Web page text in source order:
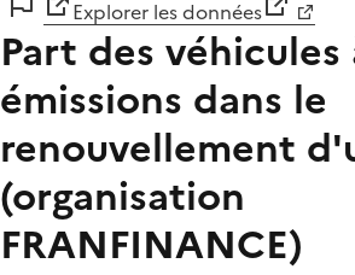
Explorer les données
Part des
émissions dans le
renouvellement
(organisation
FRANFINANCE)